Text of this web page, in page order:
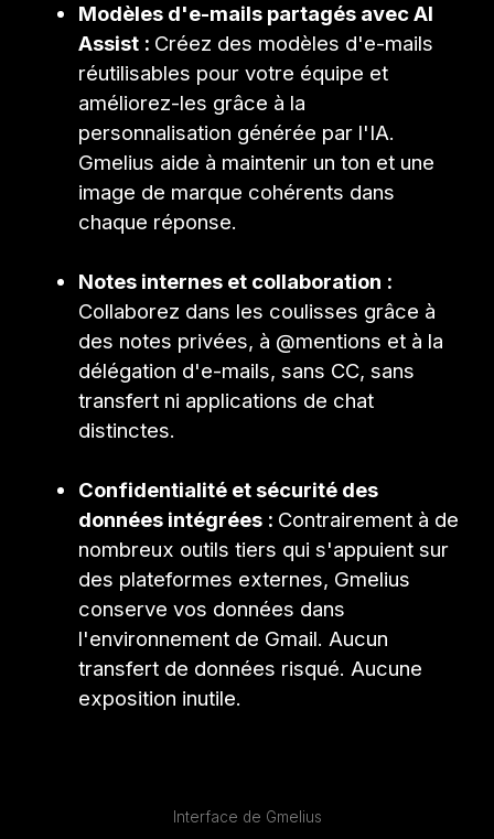
Modèles d'e-mails partagés avec AI
Assist : Créez des modèles d'e-mails
réutilisables pour votre équipe et
améliorez-les grâce à la
personnalisation générée par l'IA.
Gmelius aide à maintenir un ton et une
image de marque cohérents dans
chaque réponse.
Notes internes et collaboration :
Collaborez dans les coulisses grâce à
des notes privées, à @mentions et à la
délégation d'e-mails, sans CC, sans
transfert ni applications de chat
distinctes.
Confidentialité et sécurité des
données intégrées : Contrairement à de
nombreux outils tiers qui s'appuient sur
des plateformes externes, Gmelius
conserve vos données dans
l'environnement de Gmail. Aucun
transfert de données risqué. Aucune
exposition inutile.
Interface de Gmelius